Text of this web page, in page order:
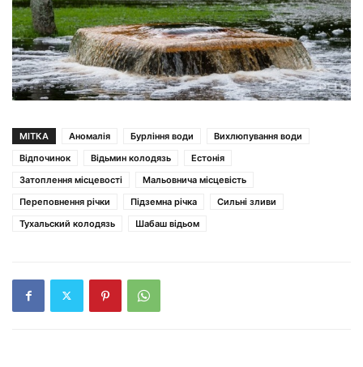
МІТКА Аномалія Бурління води
Вихлюпування води
Відпочинок
Відьмин колодязь
Естонія
Затоплення місцевості
Мальовнича місцевість
Переповнення річки
Підземна річка
Сильні зливи
Тухальский колодязь
Шабаш відьом